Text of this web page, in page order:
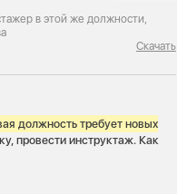
в этой же должности,
Скачать
должность требует новых
провести инструктаж. Как